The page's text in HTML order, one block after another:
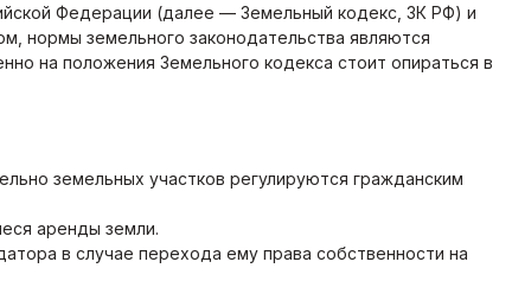
Федерации (далее — Земельный кодекс, ЗК РФ) и
нормы земельного законодательства являются
на положения Земельного кодекса стоит опираться в
земельных участков регулируются гражданским
аренды земли.
в случае перехода ему права собственности на